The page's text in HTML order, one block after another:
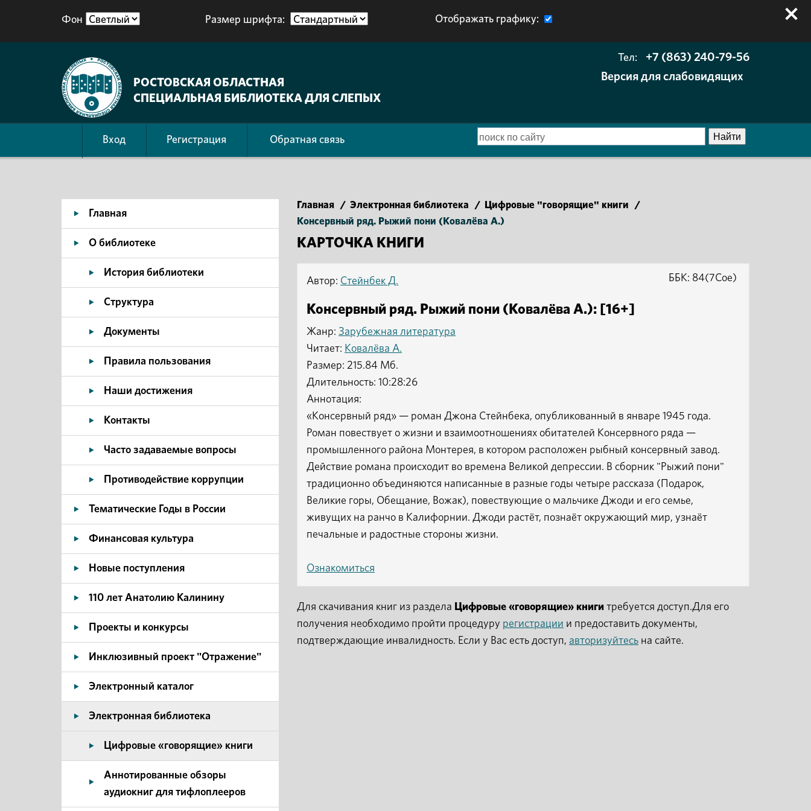
Фон Размер шрифта: Отображать графику:
РОСТОВСКАЯ ОБЛАСТНАЯ
СПЕЦИАЛЬНАЯ БИБЛИОТЕКА ДЛЯ СЛЕПЫХ
Тел:
+7 (863) 240-79-56
Версия для слабовидящих
Вход Регистрация Обратная связь
Главная
О библиотеке
История библиотеки
Структура
Документы
Правила пользования
Наши достижения
Контакты
Часто задаваемые вопросы
Противодействие коррупции
Тематические Годы в России
Финансовая культура
Новые поступления
110 лет Анатолию Калинину
Проекты и конкурсы
Инклюзивный проект "Отражение"
Электронный каталог
Электронная библиотека
Цифровые «говорящие» книги
Аннотированные обзоры
аудиокниг для тифлоплееров
Главная / Электронная библиотека / Цифровые "говорящие" книги
/
Консервный ряд. Рыжий пони (Ковалёва А.)
КАРТОЧКА КНИГИ
Автор: Стейнбек Д.
Консервный ряд. Рыжий пони (Ковалёва А.): [16+]
Жанр: Зарубежная литература
Читает: Ковалёва А.
ББК: 84(7Сое)
Размер: 215.84 Мб.
Длительность: 10:28:26
Аннотация:
«Консервный ряд» — роман Джона Стейнбека, опубликованный в январе 1945 года.
Роман повествует о жизни и взаимоотношениях обитателей Консервного ряда —
промышленного района Монтерея, в котором расположен рыбный консервный завод.
Действие романа происходит во времена Великой депрессии. В сборник "Рыжий пони"
традиционно объединяются написанные в разные годы четыре рассказа (Подарок,
Великие горы, Обещание, Вожак), повествующие о мальчике Джоди и его семье,
живущих на ранчо в Калифорнии. Джоди растёт, познаёт окружающий мир, узнаёт
печальные и радостные стороны жизни.
Ознакомиться
Для скачивания книг из раздела Цифровые «говорящие» книги требуется доступ.Для его
получения необходимо пройти процедуру регистрации и предоставить документы,
подтверждающие инвалидность. Если у Вас есть доступ, авторизуйтесь на сайте.